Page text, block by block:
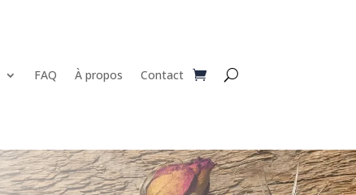
FAQ À propos Contact